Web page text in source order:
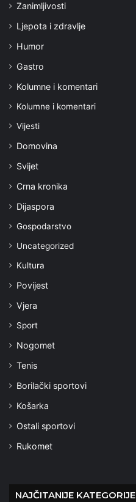
Zanimljivosti
Ljepota i zdravlje
Humor
Gastro
Kolumne i komentari
Kolumne i komentari
Vijesti
Domovina
Svijet
Crna kronika
Dijaspora
Gospodarstvo
Uncategorized
Kultura
Povijest
Vjera
Sport
Nogomet
Tenis
Borilački sportovi
Košarka
Ostali sportovi
Rukomet
NAJČITANIJE KATEGORIJE